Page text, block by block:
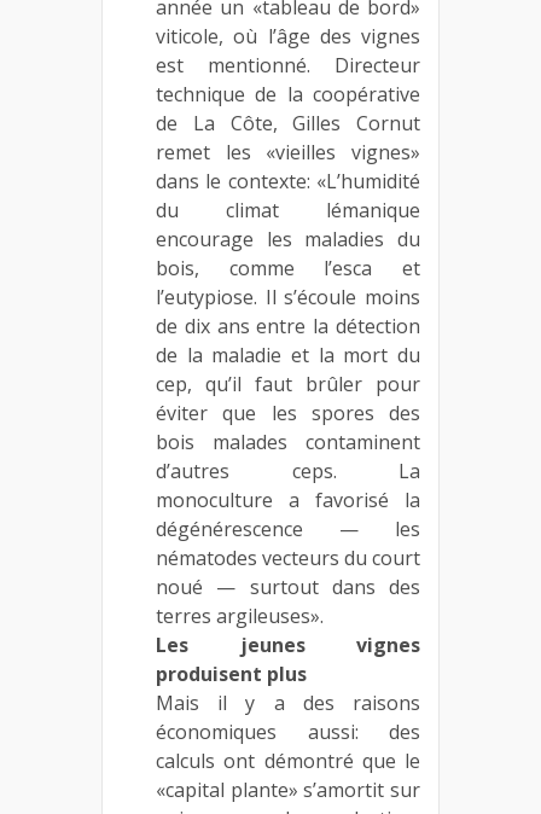
année un «tableau de bord»
viticole, où l’âge des vignes
est mentionné. Directeur
technique de la coopérative
de La Côte, Gilles Cornut
remet les «vieilles vignes»
dans le contexte: «L’humidité
du climat lémanique
encourage les maladies du
bois, comme l’esca et
l’eutypiose. Il s’écoule moins
de dix ans entre la détection
de la maladie et la mort du
cep, qu’il faut brûler pour
éviter que les spores des
bois malades contaminent
d’autres ceps. La
monoculture a favorisé la
dégénérescence — les
nématodes vecteurs du court
noué — surtout dans des
terres argileuses».
Les jeunes vignes
produisent plus
Mais il y a des raisons
économiques aussi: des
calculs ont démontré que le
«capital plante» s’amortit sur